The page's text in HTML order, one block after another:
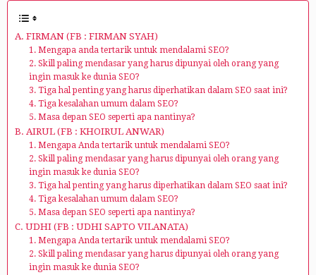
A. FIRMAN (FB : FIRMAN SYAH)
1. Mengapa anda tertarik untuk mendalami SEO?
2. Skill paling mendasar yang harus dipunyai oleh orang yang
ingin masuk ke dunia SEO?
3. Tiga hal penting yang harus diperhatikan dalam SEO saat ini?
4. Tiga kesalahan umum dalam SEO?
5. Masa depan SEO seperti apa nantinya?
B. AIRUL (FB : KHOIRUL ANWAR)
1. Mengapa Anda tertarik untuk mendalami SEO?
2. Skill paling mendasar yang harus dipunyai oleh orang yang
ingin masuk ke dunia SEO?
3. Tiga hal penting yang harus diperhatikan dalam SEO saat ini?
4. Tiga kesalahan umum dalam SEO?
5. Masa depan SEO seperti apa nantinya?
C. UDHI (FB : UDHI SAPTO VILANATA)
1. Mengapa Anda tertarik untuk mendalami SEO?
2. Skill paling mendasar yang harus dipunyai oleh orang yang
ingin masuk ke dunia SEO?